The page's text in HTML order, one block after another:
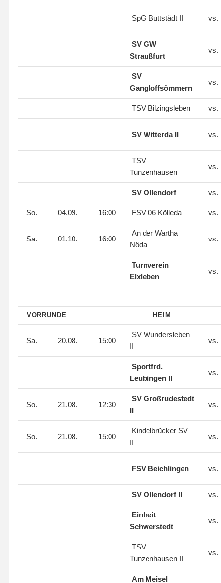
SpG Buttstädt II vs.
SV GW
Straußfurt
vs.
SV
Gangloffsömmern
vs.
TSV Bilzingsleben vs.
SV Witterda II vs.
TSV
Tunzenhausen
vs.
SV Ollendorf vs.
So. 04.09. 16:00 FSV 06 Kölleda vs.
Sa. 01.10. 16:00
An der Wartha
Nöda
vs.
Turnverein
Elxleben
vs.
VORRUNDE HEIM
Sa. 20.08. 15:00
SV Wundersleben
II
vs.
Sportfrd.
Leubingen II
vs.
So. 21.08. 12:30
SV Großrudestedt
II
vs.
So. 21.08. 15:00
Kindelbrücker SV
II
vs.
FSV Beichlingen vs.
SV Ollendorf II vs.
Einheit
Schwerstedt
vs.
TSV
Tunzenhausen II
vs.
Am Meisel